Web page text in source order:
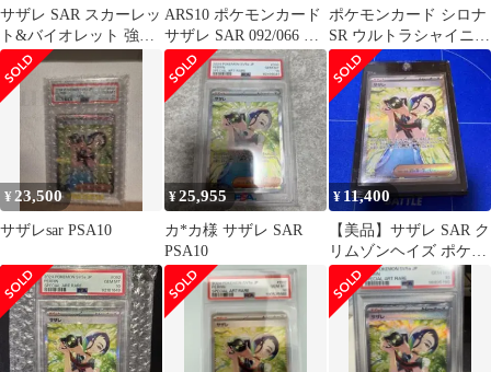
サザレ SAR スカーレッ
ト&バイオレット 強化
拡張パック クリムゾン
ヘイズ …
ARS10 ポケモンカード
サザレ SAR 092/066 鑑
定書付き
ポケモンカード シロナ
SR ウルトラシャイニー
PSA10 GEM MINT
¥ 23,500
サザレsar PSA10
¥25,955
カ*カ様 サザレ SAR
PSA10
¥ 11,400
【美品】サザレ SAR ク
リムゾンヘイズ ポケ
カ・ポケモンカード